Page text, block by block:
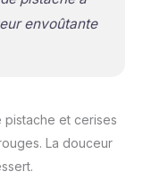
envoûtante
et cerises
La douceur